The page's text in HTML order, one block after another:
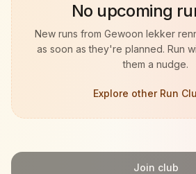
No upcoming
New runs from Gewoon lekker
as soon as they're planned. Run
them a nudge.
Explore other Run
Join club